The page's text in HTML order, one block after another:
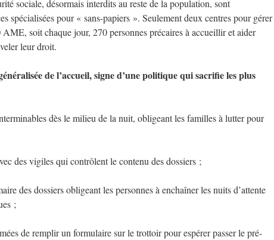
sociale, désormais interdits au reste de la population, sont
spécialisées pour « sans-papiers ». Seulement deux centres pour gérer
soit chaque jour, 270 personnes précaires à accueillir et aider
leur droit.
de l’accueil, signe d’une politique qui sacrifie les plus
dès le milieu de la nuit, obligeant les familles à lutter pour
des vigiles qui contrôlent le contenu des dossiers ;
des dossiers obligeant les personnes à enchaîner les nuits d’attente
;
de remplir un formulaire sur le trottoir pour espérer passer le pré-